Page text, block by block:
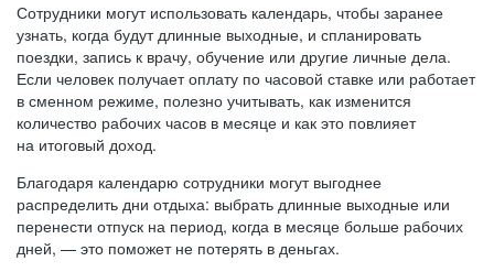
Сотрудники могут использовать календарь, чтобы заранее
узнать, когда будут длинные выходные, и спланировать
поездки, запись к врачу, обучение или другие личные дела.
Если человек получает оплату по часовой ставке или работает
в сменном режиме, полезно учитывать, как изменится
количество рабочих часов в месяце и как это повлияет
на итоговый доход.
Благодаря календарю сотрудники могут выгоднее
распределить дни отдыха: выбрать длинные выходные или
перенести отпуск на период, когда в месяце больше рабочих
дней, — это поможет не потерять в деньгах.